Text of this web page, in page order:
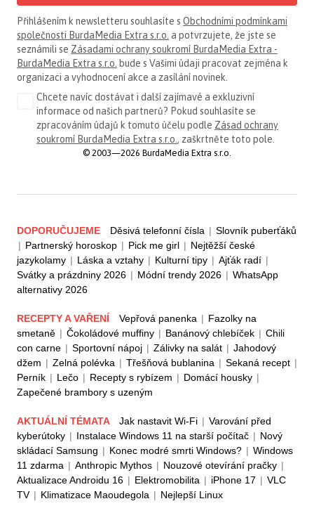
Přihlášením k newsletteru souhlasíte s Obchodními podmínkami
společnosti BurdaMedia Extra s.r.o. a potvrzujete, že jste se
seznámili se Zásadami ochrany soukromí BurdaMedia Extra -
BurdaMedia Extra s.r.o. bude s Vašimi údaji pracovat zejména k
organizaci a vyhodnocení akce a zasílání novinek.
Chcete navíc dostávat i další zajímavé a exkluzivní
informace od našich partnerů? Pokud souhlasíte se
zpracováním údajů k tomuto účelu podle Zásad ochrany
soukromí BurdaMedia Extra s.r.o., zaškrtněte toto pole.
© 2003—2026 BurdaMedia Extra s.r.o.
DOPORUČUJEME Děsivá telefonní čísla | Slovník puberťáků
| Partnerský horoskop | Pick me girl | Nejtěžší české
jazykolamy | Láska a vztahy | Kulturní tipy | Ajťák radí |
Svátky a prázdniny 2026 | Módní trendy 2026 | WhatsApp
alternativy 2026
RECEPTY A VAŘENÍ Vepřová panenka | Fazolky na
smetaně | Čokoládové muffiny | Banánový chlebíček | Chili
con carne | Sportovní nápoj | Zálivky na salát | Jahodový
džem | Zelná polévka | Třešňová bublanina | Sekaná recept |
Perník | Lečo | Recepty s rybízem | Domácí housky |
Zapečené brambory s uzeným
AKTUÁLNÍ TÉMATA Jak nastavit Wi-Fi | Varování před
kyberútoky | Instalace Windows 11 na starší počítač | Nový
skládací Samsung | Konec modré smrti Windows? | Windows
11 zdarma | Anthropic Mythos | Nouzové otevírání pračky |
Aktualizace Androidu 16 | Elektromobilita | iPhone 17 | VLC
TV | Klimatizace Maoudegola | Nejlepší Linux